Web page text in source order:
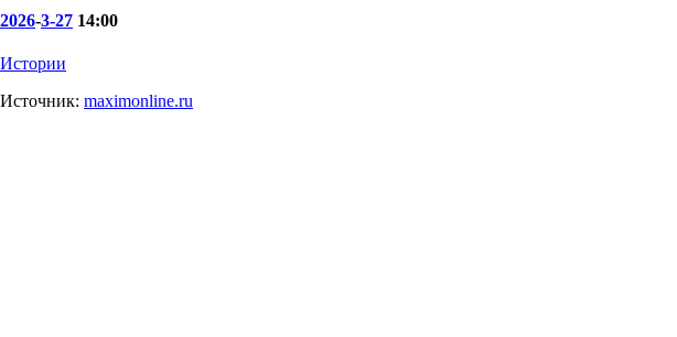
2026-3-27 14:00
Истории
Источник: maximonline.ru